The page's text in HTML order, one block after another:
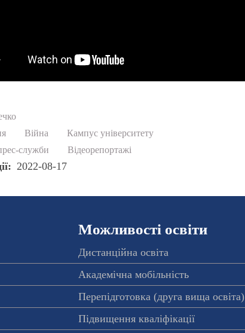
Війна
Кампус університету
служби
Відеорепортажі
2022-08-17
Можливості освіти
Дистанційна освіта
Академічна мобільність
Перепідготовка (друга вища освіта)
Підвищення кваліфікації